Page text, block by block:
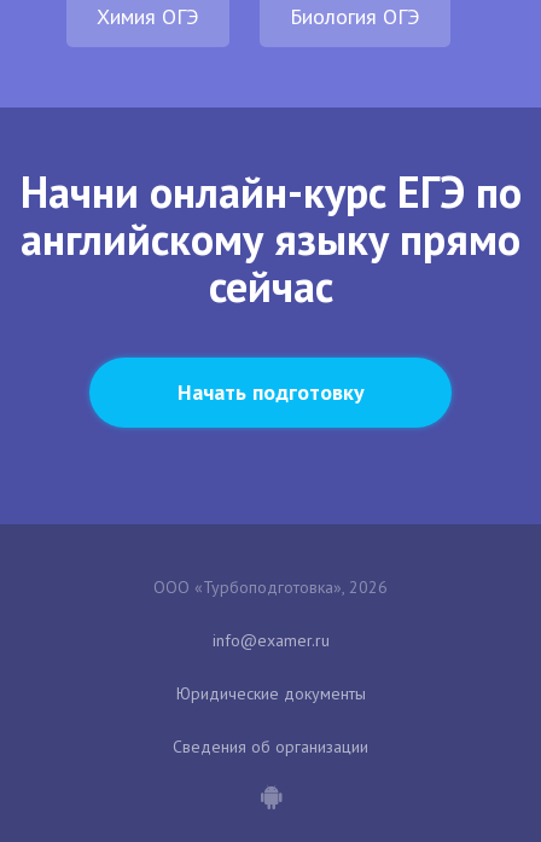
Химия ОГЭ Биология ОГЭ
Начни онлайн-курс ЕГЭ по
английскому языку прямо
сейчас
Начать подготовку
ООО «Турбоподготовка», 2026
Юридические документы
Сведения об организации